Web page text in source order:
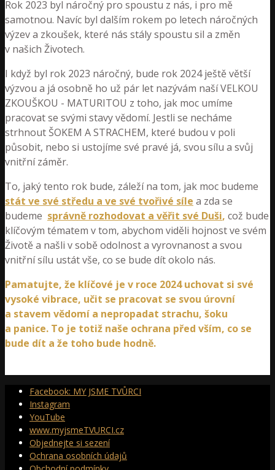
Rok 2023 byl náročný pro spoustu z nás, i pro mě
samotnou. Navíc byl dalším rokem po letech náročných
výzev a zkoušek, které nás stály spoustu sil a změn
v našich Životech.
I když byl rok 2023 náročný, bude rok 2024 ještě větší
výzvou a já osobně ho už pár let nazývám naší VELKOU
ZKOUŠKOU - MATURITOU z toho, jak moc umíme
pracovat se svými stavy vědomí. Jestli se necháme
strhnout ŠOKEM A STRACHEM, které budou v poli
působit, nebo si ustojíme své pravé já, svou sílu a svůj
vnitřní záměr.
To, jaký tento rok bude, záleží na tom, jak moc budeme
stát ve své středu a ve své tvořivé síle a zda se
budeme správně rozhodovat a věřit své Duši, což bude
klíčovým tématem v tom, abychom viděli hojnost ve svém
Životě a našli v sobě odolnost a vyrovnanost a svou
vnitřní sílu ustát vše, co se bude dít okolo nás.
Pamatujte, že klíčové je v roce 2024 uchovat si své
vysoké vibrace, učit se pracovat se svou úrovní
a stavem vědomí a nepropadat strachu, šoku
a panice. To je totiž naše ochrana před vším, co se
bude dít a že toho bude hodně.
Facebook: MY JSME TVŮRCI
Instagram
YouTube
www.myjsmeTVURCI.cz
Objednejte si sezení
Ochrana osobních údajů